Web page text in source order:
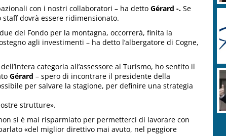
con i nostri collaboratori – ha detto Gérard -. Se
dovrà essere ridimensionato.
del Fondo per la montagna, occorrerà, finita la
agli investimenti – ha detto l’albergatore di Cogne,
categoria all’assessore al Turismo, ho sentito il
Gérard – spero di incontrare il presidente della
per salvare la stagione, per definire una strategia
strutture».
si è mai risparmiato per permetterci di lavorare con
«del miglior direttivo mai avuto, nel peggiore